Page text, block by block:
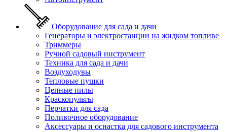
Оборудование для сада и дачи
Генераторы и электростанции на жидком топливе
Триммеры
Ручной садовый инструмент
Техника для сада и дачи
Воздуходувы
Тепловые пушки
Цепные пилы
Краскопульты
Перчатки для сада
Поливочное оборудование
Аксессуары и оснастка для садового инструмента